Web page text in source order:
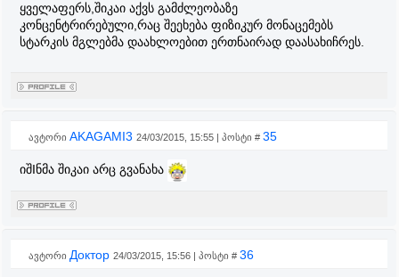
ყველაფერს,შიკაი აქვს გამძლეობაზე
კონცენტრირებული,რაც შეეხება ფიზიკურ მონაცემებს
სტარკის მგლებმა დაახლოებით ერთნაირად დაასახიჩრეს.
ავტორი AKAGAMI3 24/03/2015, 15:55 | პოსტი # 35
იშIნმა შიკაი არც გვანახა
ავტორი Доктор 24/03/2015, 15:56 | პოსტი # 36